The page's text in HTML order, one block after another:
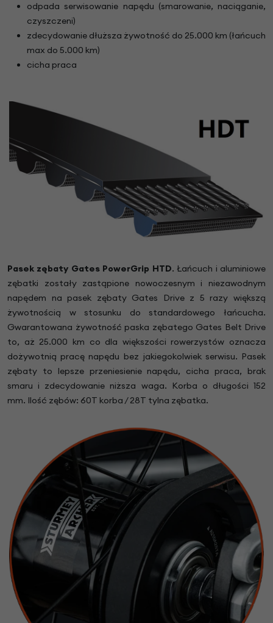
odpada serwisowanie napędu (smarowanie, naciąganie,
czyszczeni)
zdecydowanie dłuższa żywotność do 25.000 km (łańcuch
max do 5.000 km)
cicha praca
Pasek zębaty Gates PowerGrip HTD. Łańcuch i aluminiowe
zębatki zostały zastąpione nowoczesnym i niezawodnym
napędem na pasek zębaty Gates Drive z 5 razy większą
żywotnością w stosunku do standardowego łańcucha.
Gwarantowana żywotność paska zębatego Gates Belt Drive
to, aż 25.000 km co dla większości rowerzystów oznacza
dożywotnią pracę napędu bez jakiegokolwiek serwisu. Pasek
zębaty to lepsze przeniesienie napędu, cicha praca, brak
smaru i zdecydowanie niższa waga. Korba o długości 152
mm. Ilość zębów: 60T korba / 28T tylna zębatka.